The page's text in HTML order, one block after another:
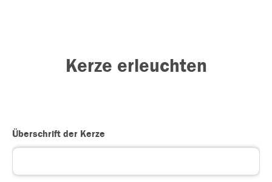
Kerze erleuchten
Überschrift der Kerze